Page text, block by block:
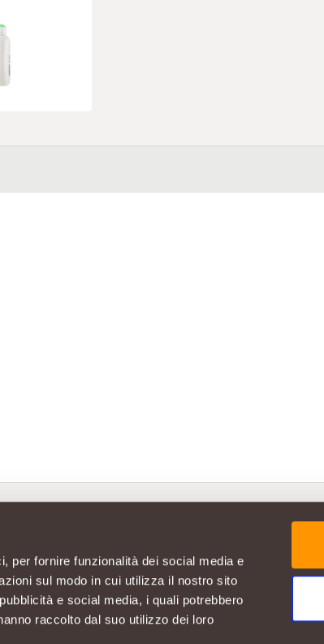
per fornire funzionalità dei social media e
sul modo in cui utilizza il nostro sito
e social media, i quali potrebbero
raccolto dal suo utilizzo dei loro